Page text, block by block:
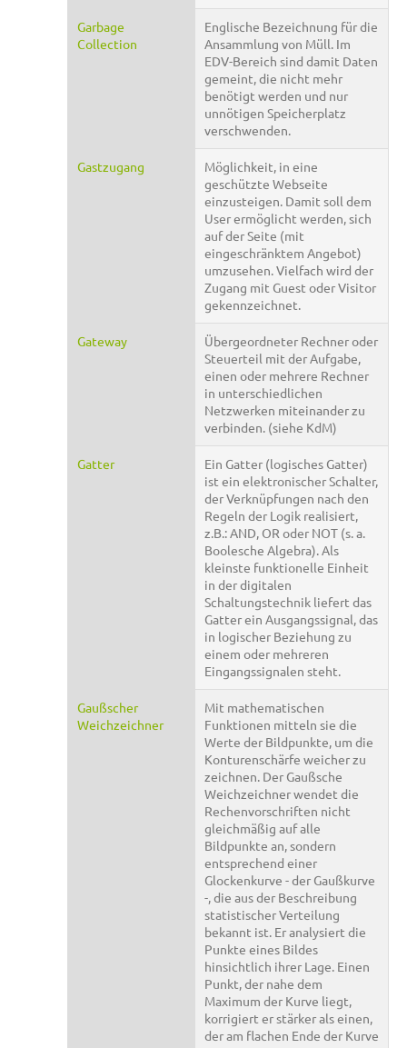
Garbage
Collection
Englische Bezeichnung für die
Ansammlung von Müll. Im
EDV-Bereich sind damit Daten
gemeint, die nicht mehr
benötigt werden und nur
unnötigen Speicherplatz
verschwenden.
Gastzugang
Möglichkeit, in eine
geschützte Webseite
einzusteigen. Damit soll dem
User ermöglicht werden, sich
auf der Seite (mit
eingeschränktem Angebot)
umzusehen. Vielfach wird der
Zugang mit Guest oder Visitor
gekennzeichnet.
Gateway
Übergeordneter Rechner oder
Steuerteil mit der Aufgabe,
einen oder mehrere Rechner
in unterschiedlichen
Netzwerken miteinander zu
verbinden. (siehe KdM)
Gatter
Ein Gatter (logisches Gatter)
ist ein elektronischer Schalter,
der Verknüpfungen nach den
Regeln der Logik realisiert,
z.B.: AND, OR oder NOT (s. a.
Boolesche Algebra). Als
kleinste funktionelle Einheit
in der digitalen
Schaltungstechnik liefert das
Gatter ein Ausgangssignal, das
in logischer Beziehung zu
einem oder mehreren
Eingangssignalen steht.
Gaußscher
Weichzeichner
Mit mathematischen
Funktionen mitteln sie die
Werte der Bildpunkte, um die
Konturenschärfe weicher zu
zeichnen. Der Gaußsche
Weichzeichner wendet die
Rechenvorschriften nicht
gleichmäßig auf alle
Bildpunkte an, sondern
entsprechend einer
Glockenkurve - der Gaußkurve
-, die aus der Beschreibung
statistischer Verteilung
bekannt ist. Er analysiert die
Punkte eines Bildes
hinsichtlich ihrer Lage. Einen
Punkt, der nahe dem
Maximum der Kurve liegt,
korrigiert er stärker als einen,
der am flachen Ende der Kurve